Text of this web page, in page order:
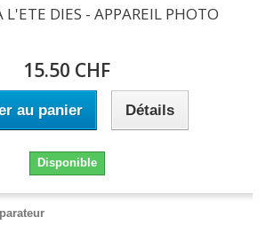
L'ETE DIES - APPAREIL PHOTO
15.50 CHF
au panier Détails
Disponible